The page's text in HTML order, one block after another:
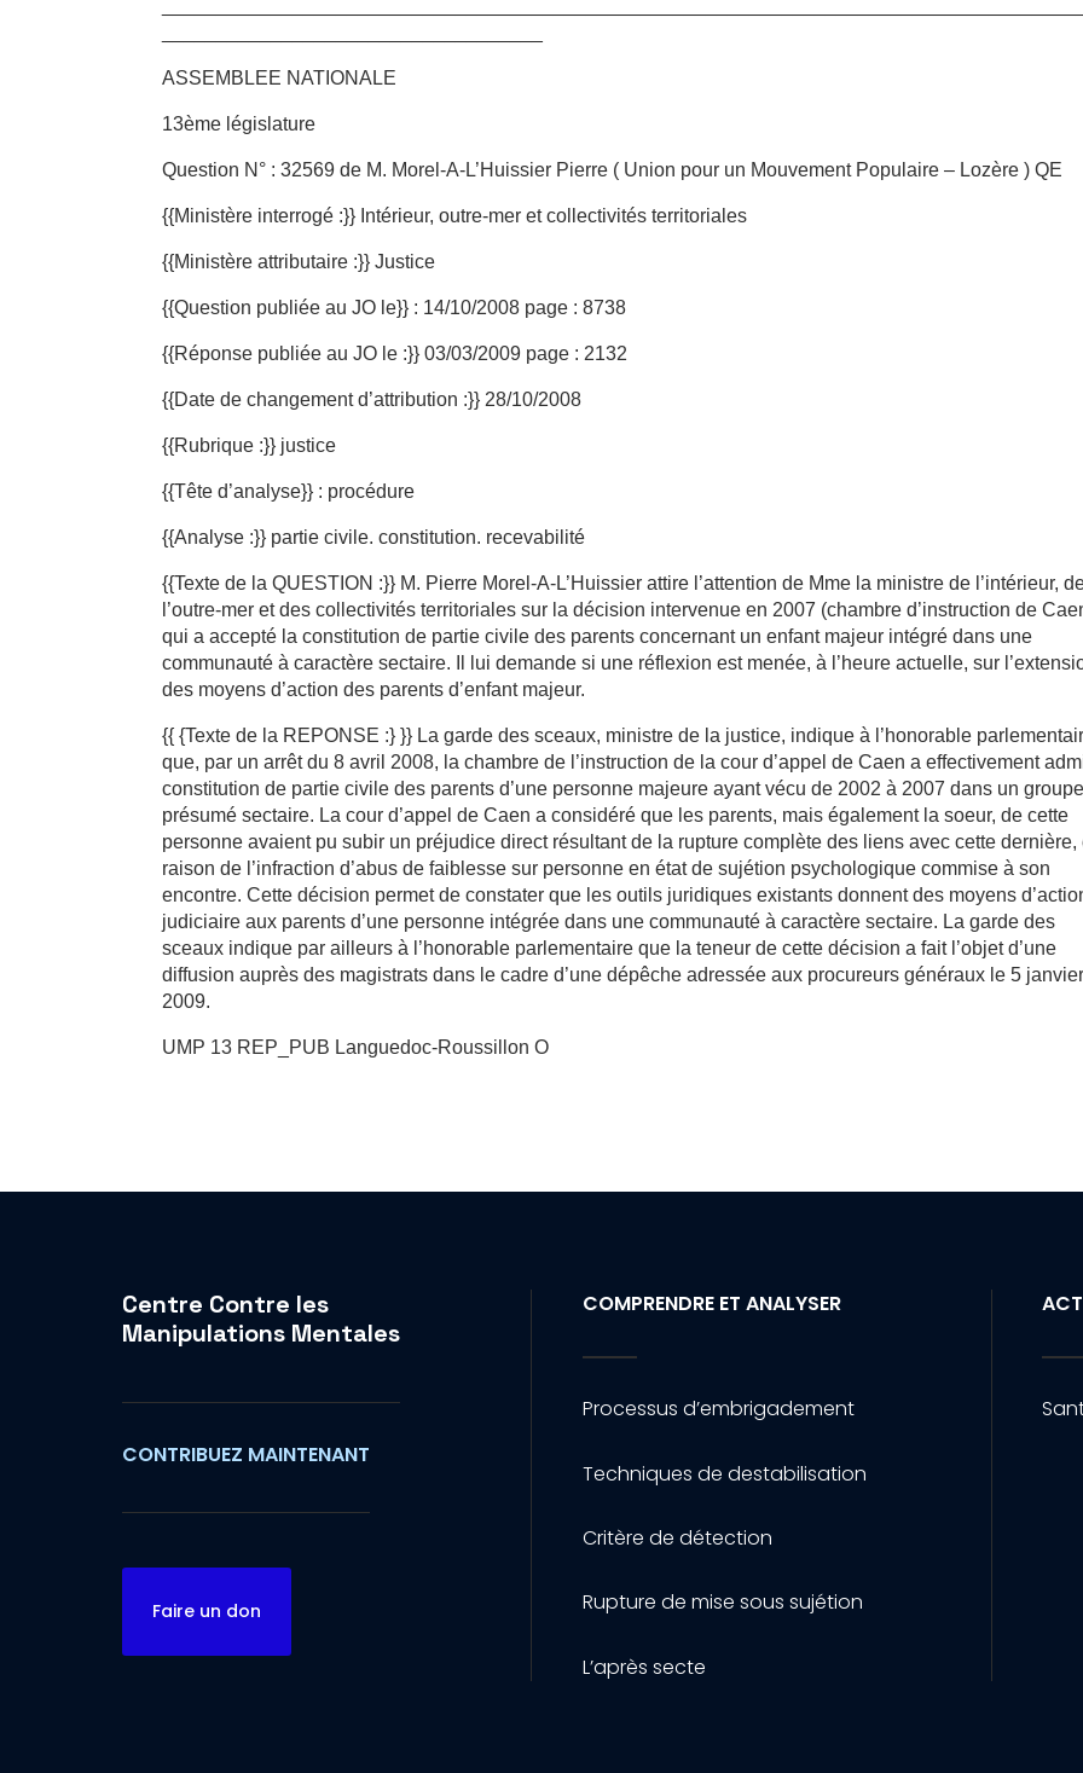
ASSEMBLEE NATIONALE
13ème législature
Question N° : 32569 de M. Morel-A-L’Huissier Pierre ( Union pour un Mouvement Populaire – Lozère ) QE
{{Ministère interrogé :}} Intérieur, outre-mer et collectivités territoriales
{{Ministère attributaire :}} Justice
{{Question publiée au JO le}} : 14/10/2008 page : 8738
{{Réponse publiée au JO le :}} 03/03/2009 page : 2132
{{Date de changement d’attribution :}} 28/10/2008
{{Rubrique :}} justice
{{Tête d’analyse}} : procédure
{{Analyse :}} partie civile. constitution. recevabilité
{{Texte de la QUESTION :}} M. Pierre Morel-A-L’Huissier attire l’attention de Mme la ministre de l’intérieur,
l’outre-mer et des collectivités territoriales sur la décision intervenue en 2007 (chambre d’instruction de
qui a accepté la constitution de partie civile des parents concernant un enfant majeur intégré dans une
communauté à caractère sectaire. Il lui demande si une réflexion est menée, à l’heure actuelle, sur
des moyens d’action des parents d’enfant majeur.
{{ {Texte de la REPONSE :} }} La garde des sceaux, ministre de la justice, indique à l’honorable
que, par un arrêt du 8 avril 2008, la chambre de l’instruction de la cour d’appel de Caen a effectivement
constitution de partie civile des parents d’une personne majeure ayant vécu de 2002 à 2007 dans un groupe
présumé sectaire. La cour d’appel de Caen a considéré que les parents, mais également la soeur, de cette
personne avaient pu subir un préjudice direct résultant de la rupture complète des liens avec cette dernière,
raison de l’infraction d’abus de faiblesse sur personne en état de sujétion psychologique commise à son
encontre. Cette décision permet de constater que les outils juridiques existants donnent des moyens
judiciaire aux parents d’une personne intégrée dans une communauté à caractère sectaire. La garde des
sceaux indique par ailleurs à l’honorable parlementaire que la teneur de cette décision a fait l’objet d’une
diffusion auprès des magistrats dans le cadre d’une dépêche adressée aux procureurs généraux le 5 janvier
2009.
UMP 13 REP_PUB Languedoc-Roussillon O
Centre Contre les
Manipulations Mentales
CONTRIBUEZ MAINTENANT
Faire un don
COMPRENDRE ET ANALYSER
Processus d’embrigadement
Techniques de destabilisation
Critère de détection
Rupture de mise sous sujétion
L’après secte